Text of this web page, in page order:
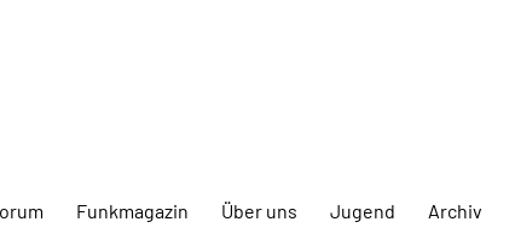
Funkmagazin Über uns Jugend Archiv